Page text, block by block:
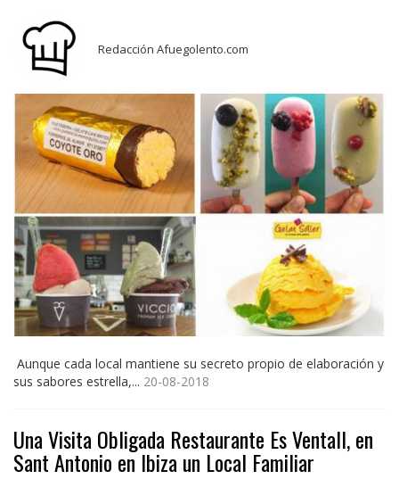
Redacción Afuegolento.com
Aunque cada local mantiene su secreto propio de elaboración y
sus sabores estrella,... 20-08-2018
Una Visita Obligada Restaurante Es Ventall, en
Sant Antonio en Ibiza un Local Familiar